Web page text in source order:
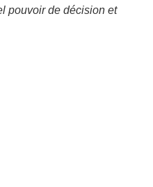
pouvoir de décision et